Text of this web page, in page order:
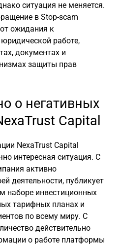
ситуация не меняется.
в Stop-scam
ожидания к
работе,
документах и
защиты прав
о негативных
Capital
NexaTrust Capital
интересная ситуация. С
активно
деятельности, публикует
наборе инвестиционных
тарифных планах и
по всему миру. С
действительно
о работе платформы